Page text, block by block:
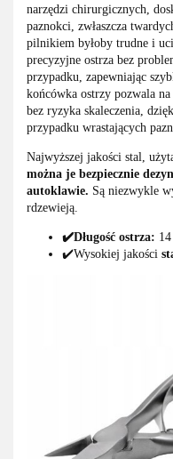
narzędzi chirurgicznych,
paznokci, zwłaszcza
pilnikiem byłoby trudne i
precyzyjne ostrza bez
przypadku, zapewniając
końcówka ostrzy pozwala
bez ryzyka skaleczenia,
przypadku wrastających
Najwyższej jakości stal,
można je bezpiecznie
autoklawie. Są niezwykle
rdzewieją.
✔️Długość ostrza:
✔️Wysokiej jakości